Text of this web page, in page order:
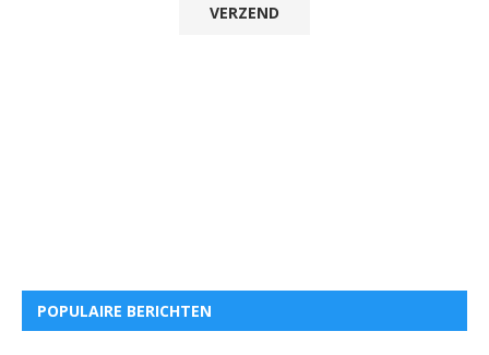
POPULAIRE BERICHTEN